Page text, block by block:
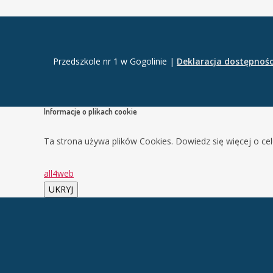
Przedszkole nr 1 w Gogolinie | Deklaracja
Informacje o plikach cookie
Ta strona używa plików Cookies. Dowiedz się więcej o
all4web